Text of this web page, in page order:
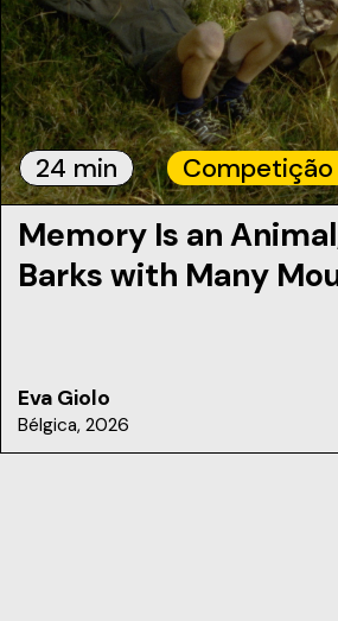
24 min
Memory Is an
Barks with Many
Eva Giolo
Bélgica, 2026